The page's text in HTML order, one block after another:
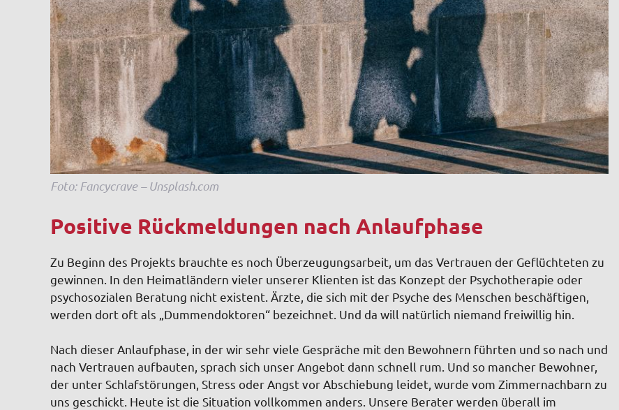
Foto: Fancycrave – Unsplash.com
Positive Rückmeldungen nach Anlaufphase
Zu Beginn des Projekts brauchte es noch Überzeugungsarbeit, um das Vertrauen der Geflüchteten zu
gewinnen. In den Heimatländern vieler unserer Klienten ist das Konzept der Psychotherapie oder
psychosozialen Beratung nicht existent. Ärzte, die sich mit der Psyche des Menschen beschäftigen,
werden dort oft als „Dummendoktoren“ bezeichnet. Und da will natürlich niemand freiwillig hin.
Nach dieser Anlaufphase, in der wir sehr viele Gespräche mit den Bewohnern führten und so nach und
nach Vertrauen aufbauten, sprach sich unser Angebot dann schnell rum. Und so mancher Bewohner,
der unter Schlafstörungen, Stress oder Angst vor Abschiebung leidet, wurde vom Zimmernachbarn zu
uns geschickt. Heute ist die Situation vollkommen anders. Unsere Berater werden überall im